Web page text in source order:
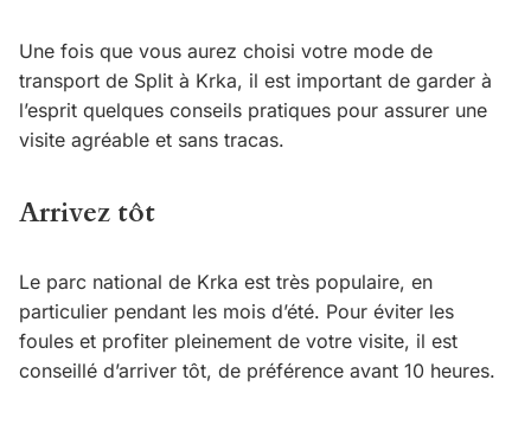
Une fois que vous aurez choisi votre mode de
transport de Split à Krka, il est important de garder à
l’esprit quelques conseils pratiques pour assurer une
visite agréable et sans tracas.
Arrivez tôt
Le parc national de Krka est très populaire, en
particulier pendant les mois d’été. Pour éviter les
foules et profiter pleinement de votre visite, il est
conseillé d’arriver tôt, de préférence avant 10 heures.